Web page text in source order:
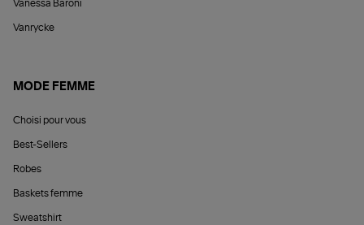
Vanessa Baroni
Vanrycke
MODE FEMME
Choisi pour vous
Best-Sellers
Robes
Baskets femme
Sweatshirt